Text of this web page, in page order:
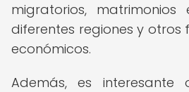
migratorios,
diferentes regiones y otros
económicos.
Además, es interesante